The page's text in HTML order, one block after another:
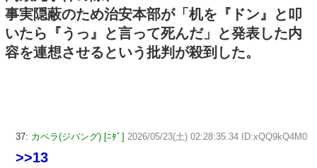
事実隠蔽のため治安本部が「机を『ドン』と叩
いたら『うっ』と言って死んだ」と発表した内
容を連想させるという批判が殺到した。
37: カペラ(ジパング) [ﾆﾀﾞ] 2026/05/23(土) 02:28:35.34 ID:xQQ9kQ4M0
>>13